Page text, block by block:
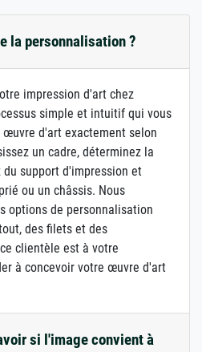
la personnalisation ?
impression d'art chez
simple et intuitif qui vous
d'art exactement selon
un cadre, déterminez la
support d'impression et
ou un châssis. Nous
options de personnalisation
des filets et des
clientèle est à votre
à concevoir votre œuvre d'art
si l'image convient à